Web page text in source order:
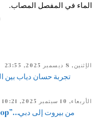
الماء في المفصل المصاب.
الإثنين, 8 ديسمبر 2025, 23:55
تجربة حسان دياب بين
الأربعاء, 10 سبتمبر 2025, 10:21
من بيروت إلى دبي…”Top Stop” اللبنانية تقتحم المعارض الدولية